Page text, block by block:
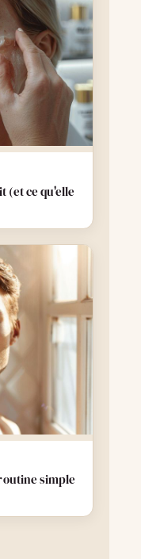
(et ce qu'elle
simple